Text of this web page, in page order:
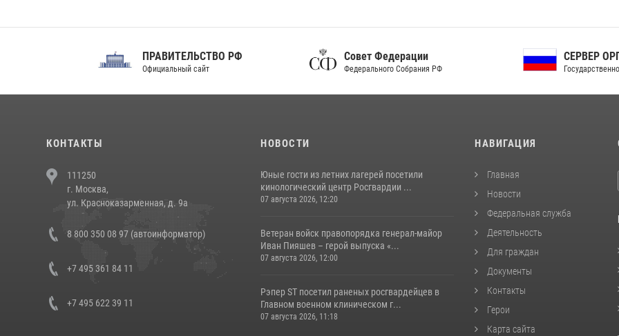
ПРАВИТЕЛЬСТВО РФ
Официальный сайт
Совет Федерации
Федерального Собрания РФ
СЕРВЕР ОРГАНОВ
Государственной власти РФ
КОНТАКТЫ
111250
г. Москва,
ул. Красноказарменная, д. 9а
8 800 350 08 97 (автоинформатор)
+7 495 361 84 11
+7 495 622 39 11
НОВОСТИ
Юные гости из летних лагерей посетили
кинологический центр Росгвардии ...
07 августа 2026, 12:20
Ветеран войск правопорядка генерал-майор
Иван Пияшев – герой выпуска «...
07 августа 2026, 12:00
Рэпер ST посетил раненых росгвардейцев в
Главном военном клиническом г...
07 августа 2026, 11:18
НАВИГАЦИЯ
Главная
Новости
Федеральная служба
Деятельность
Для граждан
Документы
Контакты
Герои
Карта сайта